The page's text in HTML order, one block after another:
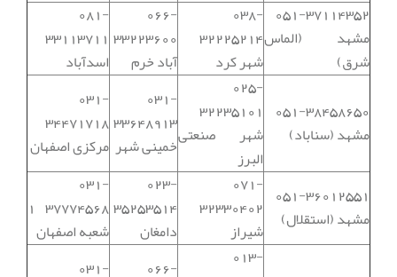
051-37114352
مشهد (الماس
شرق)
038-
32225214
شهر کرد
066-
33223600
آباد خرم
081-
33113711
اسدآباد
051-38458650
مشهد (سناباد)
025-
32235101
شهر صنعتی
البرز
031-
33648913
خمینی شهر
031-
34471718
مرکزی اصفهان
051-36012551
مشهد (استقلال)
071-
32330402
شیراز
023-
35253514
دامغان
031-
37774568 1
شعبه اصفهان
013-
066-
031-